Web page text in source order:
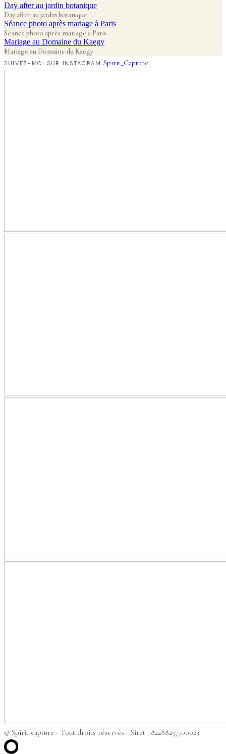
Day after au jardin botanique
Day after au jardin botanique
Séance photo après mariage à Paris
Séance photo après mariage à Paris
Mariage au Domaine du Kaegy
Mariage au Domaine du Kaegy
SUIVEZ-MOI SUR INSTAGRAMSpirit_Capture
© Spirit capture - Tout droits réservés - Siret : 82288257700023